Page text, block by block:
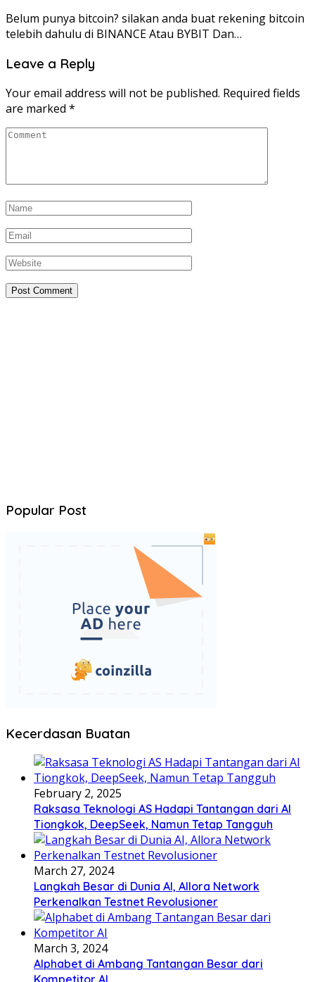
Belum punya bitcoin? silakan anda buat rekening bitcoin
telebih dahulu di BINANCE Atau BYBIT Dan…
Leave a Reply
Your email address will not be published. Required fields
are marked *
Popular Post
Kecerdasan Buatan
February 2, 2025
Raksasa Teknologi AS Hadapi Tantangan dari AI
Tiongkok, DeepSeek, Namun Tetap Tangguh
March 27, 2024
Langkah Besar di Dunia AI, Allora Network
Perkenalkan Testnet Revolusioner
March 3, 2024
Alphabet di Ambang Tantangan Besar dari